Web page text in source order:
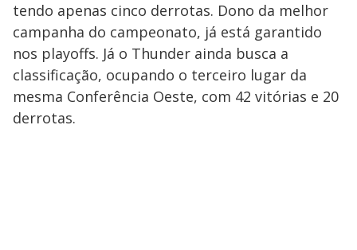
tendo apenas cinco derrotas. Dono da melhor
campanha do campeonato, já está garantido
nos playoffs. Já o Thunder ainda busca a
classificação, ocupando o terceiro lugar da
mesma Conferência Oeste, com 42 vitórias e 20
derrotas.